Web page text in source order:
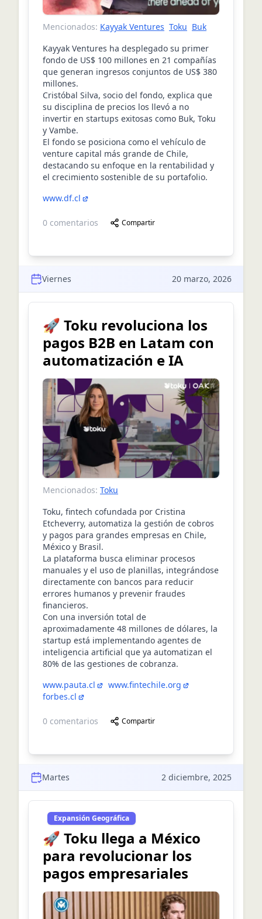
Mencionados: Kayyak Ventures Toku Buk
Kayyak Ventures ha desplegado su primer
fondo de US$ 100 millones en 21 compañías
que generan ingresos conjuntos de US$ 380
millones.
Cristóbal Silva, socio del fondo, explica que
su disciplina de precios los llevó a no
invertir en startups exitosas como Buk, Toku
y Vambe.
El fondo se posiciona como el vehículo de
venture capital más grande de Chile,
destacando su enfoque en la rentabilidad y
el crecimiento sostenible de su portafolio.
www.df.cl
0 comentarios Compartir
Viernes 20 marzo, 2026
🚀 Toku revoluciona los
pagos B2B en Latam con
automatización e IA
Mencionados: Toku
Toku, fintech cofundada por Cristina
Etcheverry, automatiza la gestión de cobros
y pagos para grandes empresas en Chile,
México y Brasil.
La plataforma busca eliminar procesos
manuales y el uso de planillas, integrándose
directamente con bancos para reducir
errores humanos y prevenir fraudes
financieros.
Con una inversión total de
aproximadamente 48 millones de dólares, la
startup está implementando agentes de
inteligencia artificial que ya automatizan el
80% de las gestiones de cobranza.
www.pauta.cl
www.fintechile.org
forbes.cl
0 comentarios Compartir
Martes 2 diciembre, 2025
Expansión Geográfica
🚀 Toku llega a México
para revolucionar los
pagos empresariales